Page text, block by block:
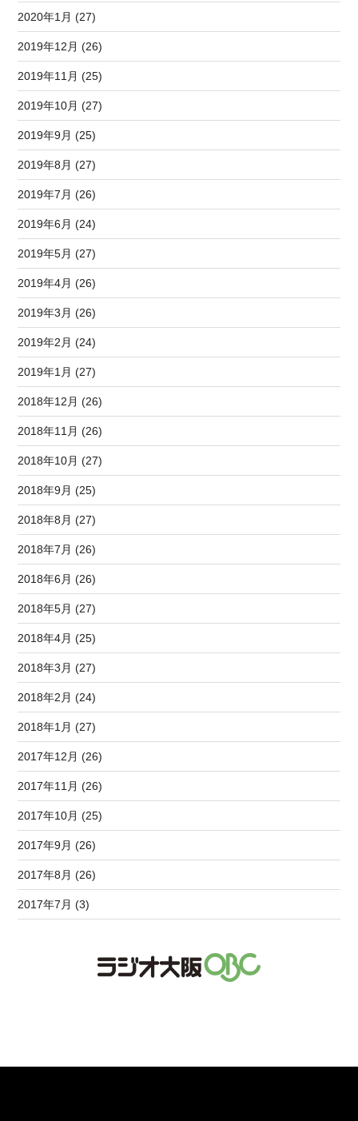
2020年1月 (27)
2019年12月 (26)
2019年11月 (25)
2019年10月 (27)
2019年9月 (25)
2019年8月 (27)
2019年7月 (26)
2019年6月 (24)
2019年5月 (27)
2019年4月 (26)
2019年3月 (26)
2019年2月 (24)
2019年1月 (27)
2018年12月 (26)
2018年11月 (26)
2018年10月 (27)
2018年9月 (25)
2018年8月 (27)
2018年7月 (26)
2018年6月 (26)
2018年5月 (27)
2018年4月 (25)
2018年3月 (27)
2018年2月 (24)
2018年1月 (27)
2017年12月 (26)
2017年11月 (26)
2017年10月 (25)
2017年9月 (26)
2017年8月 (26)
2017年7月 (3)